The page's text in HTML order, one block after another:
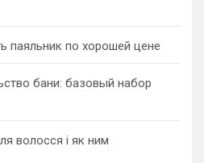
паяльник по хорошей цене
бани: базовый набор
волосся і як ним